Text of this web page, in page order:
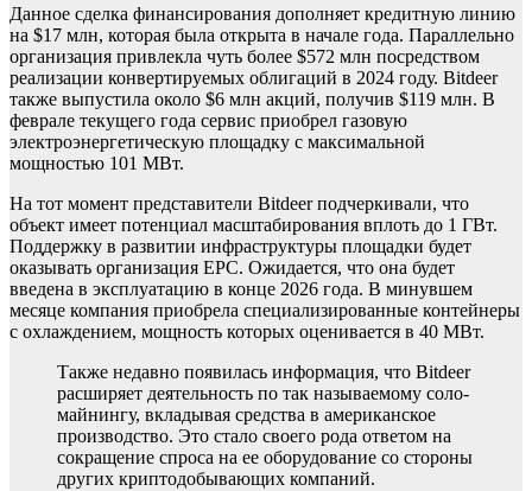
Данное сделка финансирования дополняет кредитную линию
на $17 млн, которая была открыта в начале года. Параллельно
организация привлекла чуть более $572 млн посредством
реализации конвертируемых облигаций в 2024 году. Bitdeer
также выпустила около $6 млн акций, получив $119 млн. В
феврале текущего года сервис приобрел газовую
электроэнергетическую площадку с максимальной
мощностью 101 МВт.
На тот момент представители Bitdeer подчеркивали, что
объект имеет потенциал масштабирования вплоть до 1 ГВт.
Поддержку в развитии инфраструктуры площадки будет
оказывать организация EPC. Ожидается, что она будет
введена в эксплуатацию в конце 2026 года. В минувшем
месяце компания приобрела специализированные контейнеры
с охлаждением, мощность которых оценивается в 40 МВт.
Также недавно появилась информация, что Bitdeer
расширяет деятельность по так называемому соло-
майнингу, вкладывая средства в американское
производство. Это стало своего рода ответом на
сокращение спроса на ее оборудование со стороны
других криптодобывающих компаний.